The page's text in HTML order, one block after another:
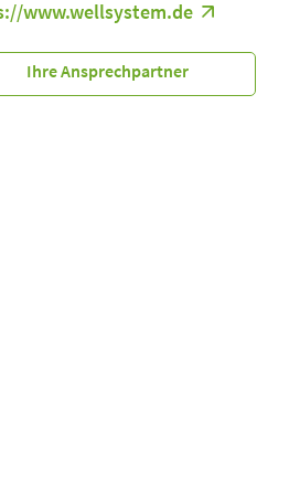
www.wellsystem.de
Ihre Ansprechpartner